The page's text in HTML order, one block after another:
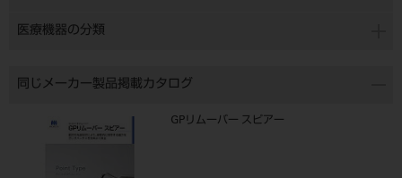
医療機器の分類
同じメーカー製品掲載カタログ
GPリムーバー スピアー